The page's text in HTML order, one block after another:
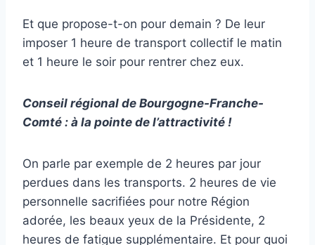
Et que propose-t-on pour demain ? De leur
imposer 1 heure de transport collectif le matin
et 1 heure le soir pour rentrer chez eux.
Conseil régional de Bourgogne-Franche-
Comté : à la pointe de l’attractivité !
On parle par exemple de 2 heures par jour
perdues dans les transports. 2 heures de vie
personnelle sacrifiées pour notre Région
adorée, les beaux yeux de la Présidente, 2
heures de fatigue supplémentaire. Et pour quoi